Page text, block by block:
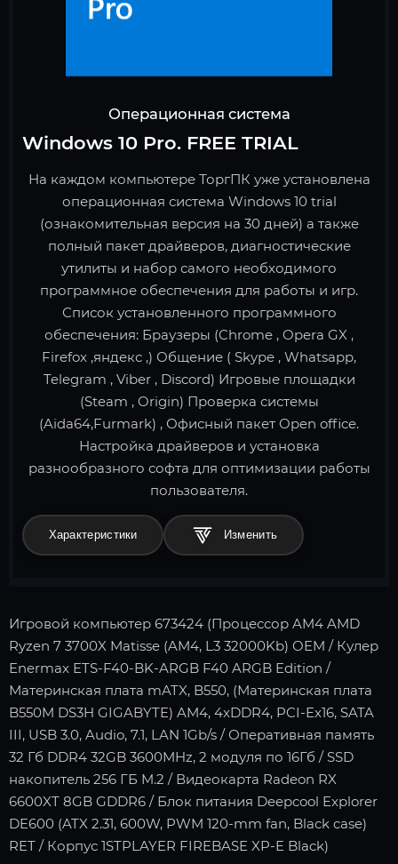
Операционная система
Windows 10 Pro. FREE TRIAL
На каждом компьютере ТоргПК уже установлена
операционная система Windows 10 trial
(ознакомительная версия на 30 дней) а также
полный пакет драйверов, диагностические
утилиты и набор самого необходимого
программное обеспечения для работы и игр.
Список установленного программного
обеспечения: Браузеры (Chrome , Opera GX ,
Firefox ,яндекс ,) Общение ( Skype , Whatsapp,
Telegram , Viber , Discord) Игровые площадки
(Steam , Origin) Проверка системы
(Aida64,Furmark) , Офисный пакет Open office.
Настройка драйверов и установка
разнообразного софта для оптимизации работы
пользователя.
Характеристики
Игровой компьютер 673424 (Процессор AM4 AMD
Ryzen 7 3700X Matisse (AM4, L3 32000Kb) OEM / Кулер
Enermax ETS-F40-BK-ARGB F40 ARGB Edition /
Материнская плата mATX, B550, (Материнская плата
B550M DS3H GIGABYTE) AM4, 4xDDR4, PCI-Ex16, SATA
III, USB 3.0, Audio, 7.1, LAN 1Gb/s / Оперативная память
32 Гб DDR4 32GB 3600MHz, 2 модуля по 16Гб / SSD
накопитель 256 ГБ M.2 / Видеокарта Radeon RX
6600XT 8GB GDDR6 / Блок питания Deepcool Explorer
DE600 (ATX 2.31, 600W, PWM 120-mm fan, Black case)
RET / Корпус 1STPLAYER FIREBASE XP-E Black)